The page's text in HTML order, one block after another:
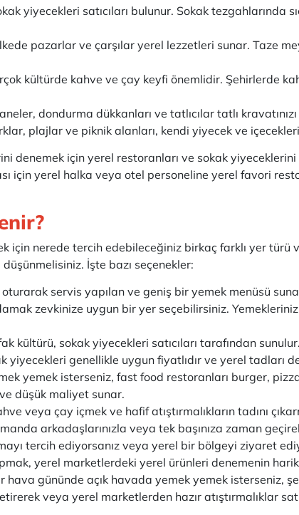
yiyecekleri satıcıları bulunur. Sokak tezgahlarında
pazarlar ve çarşılar yerel lezzetleri sunar. Taze
kültürde kahve ve çay keyfi önemlidir. Şehirlerde
dondurma dükkanları ve tatlıcılar tatlı
plajlar ve piknik alanları, kendi yiyecek ve
denemek için yerel restoranları ve sokak
için yerel halka veya otel personeline yerel favori
için nerede tercih edebileceğiniz birkaç farklı yer
İşte bazı seçenekler:
servis yapılan ve geniş bir yemek menüsü
zevkinize uygun bir yer seçebilirsiniz.
kültürü, sokak yiyecekleri satıcıları tarafından
yiyecekleri genellikle uygun fiyatlıdır ve yerel tadları
yemek isterseniz, fast food restoranları burger,
düşük maliyet sunar.
veya çay içmek ve hafif atıştırmalıkların tadını
arkadaşlarınızla veya tek başınıza zaman
tercih ediyorsanız veya yerel bir bölgeyi ziyaret
yerel marketlerdeki yerel ürünleri denemenin
hava gününde açık havada yemek yemek isterseniz,
veya yerel marketlerden hazır atıştırmalıklar